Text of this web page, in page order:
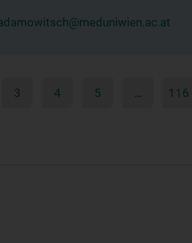
3 4 5 … 116